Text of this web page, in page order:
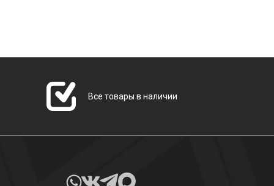
Все товары в наличии